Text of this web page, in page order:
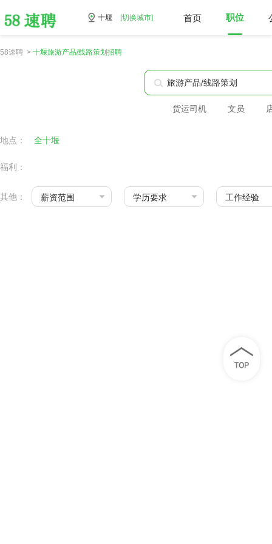
十堰 [切换城市] 首页 职位
58速聘 > 十堰旅游产品/线路策划招聘
货运司机 文员
地点： 全十堰
福利：
其他： 薪资范围 学历要求 工作经验